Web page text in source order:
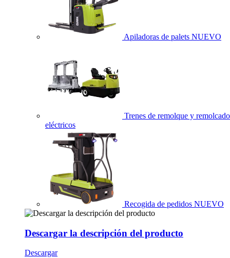
Apiladoras de palets NUEVO
Trenes de remolque y
eléctricos
Recogida de pedidos NUEVO
Descargar la descripción del producto
Descargar